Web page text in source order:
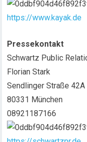
https://www.kayak.de
Pressekontakt
Schwartz Public
Florian Stark
Sendlinger Straße 42A
80331 München
08921187166